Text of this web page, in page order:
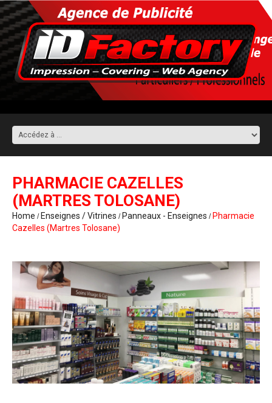
PHARMACIE CAZELLES
(MARTRES TOLOSANE)
Home Enseignes / Vitrines Panneaux - Enseignes
Pharmacie
Cazelles (Martres Tolosane)